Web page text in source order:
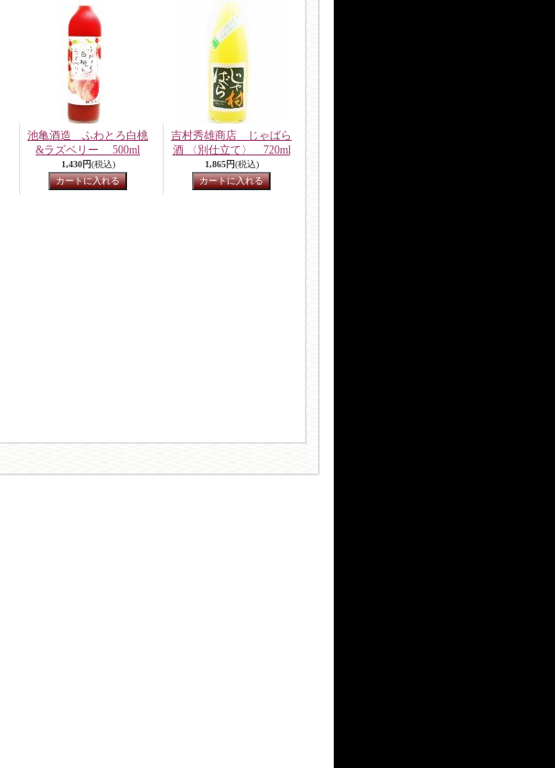
池亀酒造 ふわとろ白桃
&ラズベリー 500ml
1,430円(税込)
吉村秀雄商店 じゃばら
酒 〈別仕立て〉 720ml
1,865円(税込)